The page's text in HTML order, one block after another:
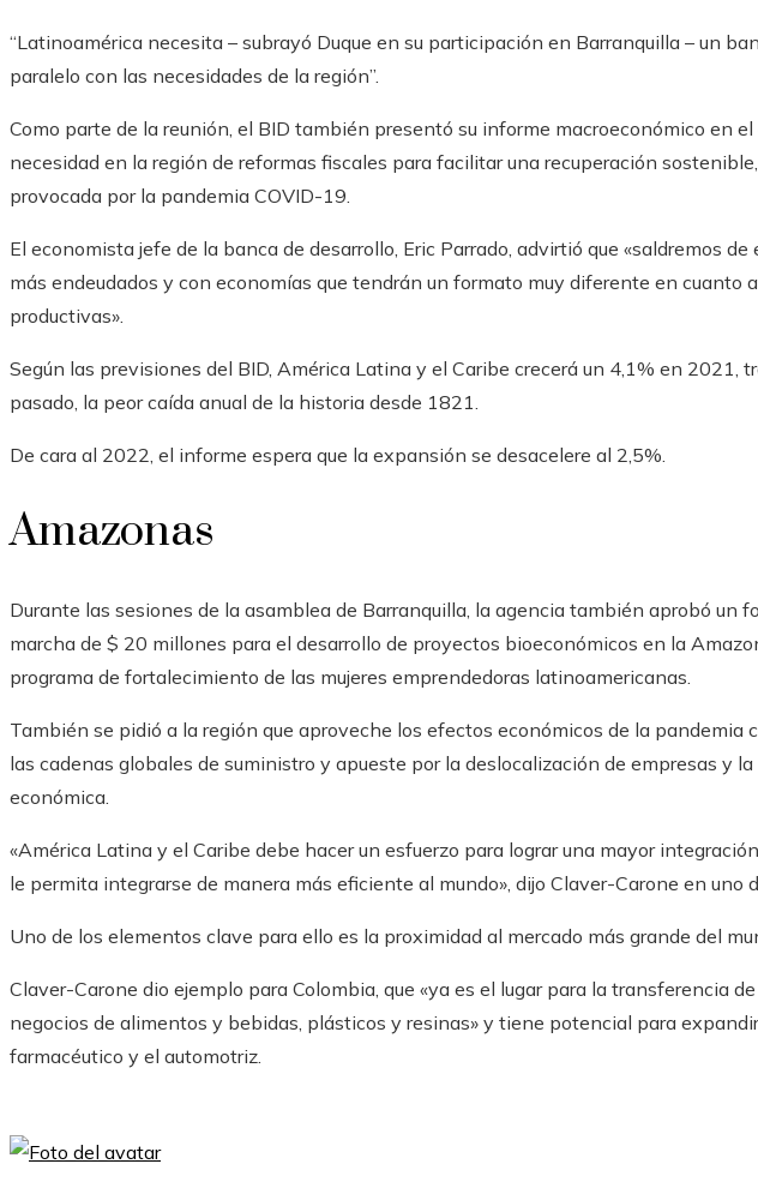
“Latinoamérica necesita – subrayó Duque en su participación en Barranquilla – un
paralelo con las necesidades de la región”.
Como parte de la reunión, el BID también presentó su informe macroeconómico en
necesidad en la región de reformas fiscales para facilitar una recuperación
provocada por la pandemia COVID-19.
El economista jefe de la banca de desarrollo, Eric Parrado, advirtió que «saldremos de
más endeudados y con economías que tendrán un formato muy diferente en cuanto
productivas».
Según las previsiones del BID, América Latina y el Caribe crecerá un 4,1% en 2021,
pasado, la peor caída anual de la historia desde 1821.
De cara al 2022, el informe espera que la expansión se desacelere al 2,5%.
Amazonas
Durante las sesiones de la asamblea de Barranquilla, la agencia también aprobó un
marcha de $ 20 millones para el desarrollo de proyectos bioeconómicos en la
programa de fortalecimiento de las mujeres emprendedoras latinoamericanas.
También se pidió a la región que aproveche los efectos económicos de la pandemia
las cadenas globales de suministro y apueste por la deslocalización de empresas y
económica.
«América Latina y el Caribe debe hacer un esfuerzo para lograr una mayor
le permita integrarse de manera más eficiente al mundo», dijo Claver-Carone en uno
Uno de los elementos clave para ello es la proximidad al mercado más grande del
Claver-Carone dio ejemplo para Colombia, que «ya es el lugar para la transferencia
negocios de alimentos y bebidas, plásticos y resinas» y tiene potencial para
farmacéutico y el automotriz.